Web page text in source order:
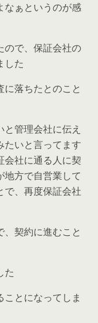
なぁというのが感
ので、保証会社の
した
落ちたとのこと
管理会社に伝え
たいと言ってます
会社に通る人に契
地方で自営業して
で、再度保証会社
契約に進むこと
た
とになってしま